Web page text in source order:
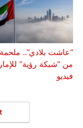
“عاشت بلادي”.. ملحمة
من “شبكة رؤية”
فيديو